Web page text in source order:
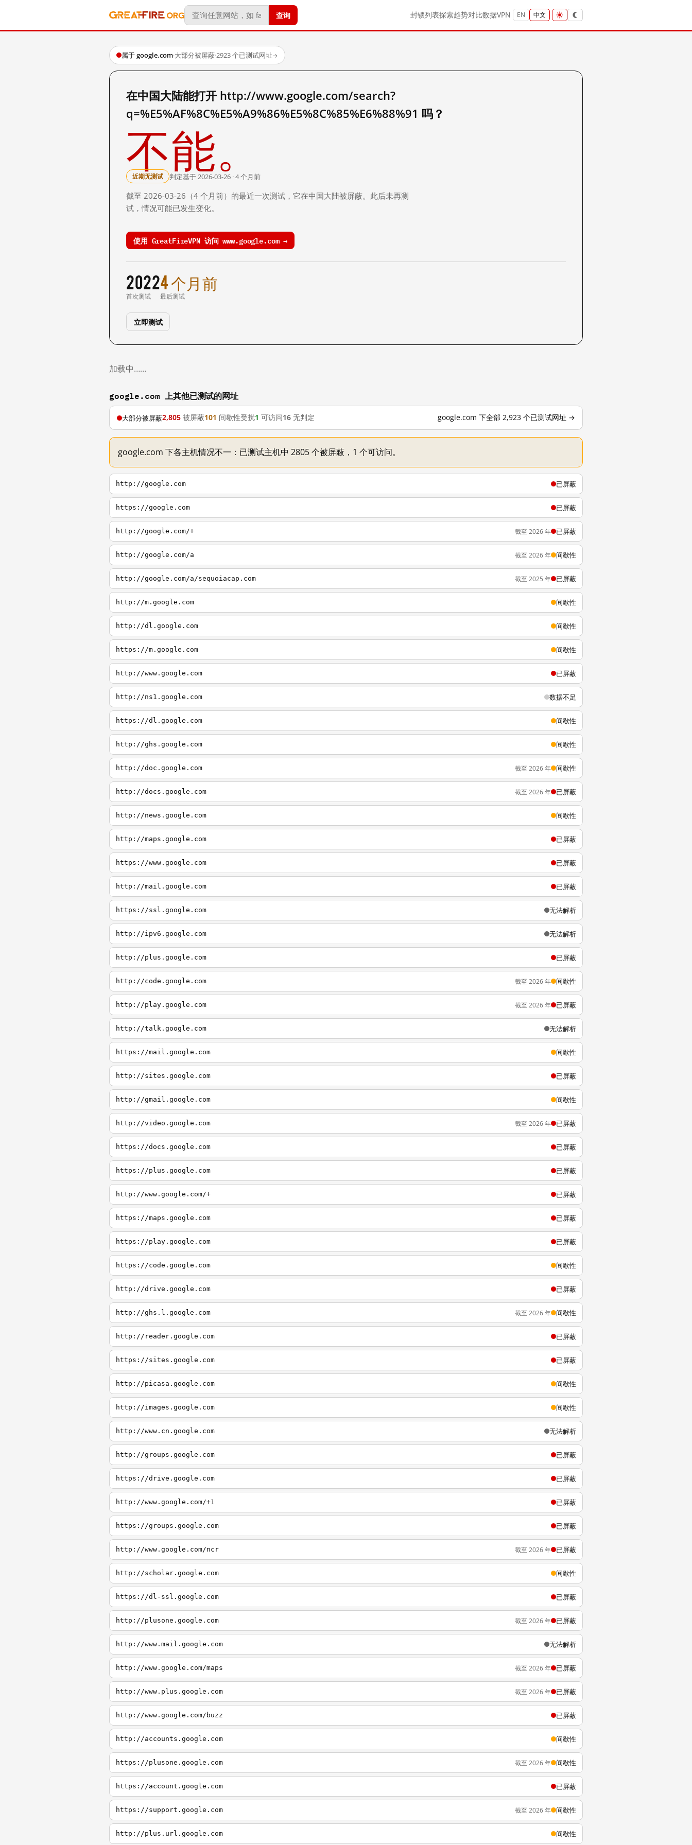
查询 封锁列表探索趋势对比数据VPN EN 中文
属于 google.com·大部分被屏蔽·2923 个已测试网址→
在中国大陆能打开 http://www.google.com/search?
q=%E5%AF%8C%E5%A9%86%E5%8C%85%E6%88%91 吗？
不能。
近期无测试 判定基于 2026-03-26 · 4 个月前
截至 2026-03-26（4 个月前）的最近一次测试，它在中国大陆被屏蔽。此后未再测
试，情况可能已发生变化。
使用 GreatFireVPN 访问 www.google.com →
2022
首次测试
4 个月前
最后测试
立即测试
加载中……
google.com 上其他已测试的网址
大部分被屏蔽2,805 被屏蔽101 间歇性受扰1 可访问16 无判定 google.com 下全部 2,923 个已测试网址 →
google.com 下各主机情况不一：已测试主机中 2805 个被屏蔽，1 个可访问。
http://google.com 已屏蔽
https://google.com 已屏蔽
http://google.com/+ 截至 2026 年 已屏蔽
http://google.com/a 截至 2026 年 间歇性
http://google.com/a/sequoiacap.com 截至 2025 年 已屏蔽
http://m.google.com 间歇性
http://dl.google.com 间歇性
https://m.google.com 间歇性
http://www.google.com 已屏蔽
http://ns1.google.com 数据不足
https://dl.google.com 间歇性
http://ghs.google.com 间歇性
http://doc.google.com 截至 2026 年 间歇性
http://docs.google.com 截至 2026 年 已屏蔽
http://news.google.com 间歇性
http://maps.google.com 已屏蔽
https://www.google.com 已屏蔽
http://mail.google.com 已屏蔽
https://ssl.google.com 无法解析
http://ipv6.google.com 无法解析
http://plus.google.com 已屏蔽
http://code.google.com 截至 2026 年 间歇性
http://play.google.com 截至 2026 年 已屏蔽
http://talk.google.com 无法解析
https://mail.google.com 间歇性
http://sites.google.com 已屏蔽
http://gmail.google.com 间歇性
http://video.google.com 截至 2026 年 已屏蔽
https://docs.google.com 已屏蔽
https://plus.google.com 已屏蔽
http://www.google.com/+ 已屏蔽
https://maps.google.com 已屏蔽
https://play.google.com 已屏蔽
https://code.google.com 间歇性
http://drive.google.com 已屏蔽
http://ghs.l.google.com 截至 2026 年 间歇性
http://reader.google.com 已屏蔽
https://sites.google.com 已屏蔽
http://picasa.google.com 间歇性
http://images.google.com 间歇性
http://www.cn.google.com 无法解析
http://groups.google.com 已屏蔽
https://drive.google.com 已屏蔽
http://www.google.com/+1 已屏蔽
https://groups.google.com 已屏蔽
http://www.google.com/ncr 截至 2026 年 已屏蔽
http://scholar.google.com 间歇性
https://dl-ssl.google.com 已屏蔽
http://plusone.google.com 截至 2026 年 已屏蔽
http://www.mail.google.com 无法解析
http://www.google.com/maps 截至 2026 年 已屏蔽
http://www.plus.google.com 截至 2026 年 已屏蔽
http://www.google.com/buzz 已屏蔽
http://accounts.google.com 间歇性
https://plusone.google.com 截至 2026 年 间歇性
https://account.google.com 已屏蔽
https://support.google.com 截至 2026 年 间歇性
http://plus.url.google.com 间歇性